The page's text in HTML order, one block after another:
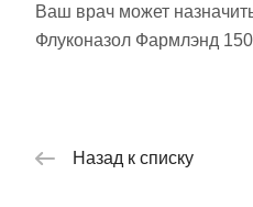
Ваш врач может
Флуконазол Фармлэнд
Назад к списку